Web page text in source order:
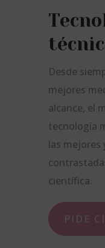
Desde
mejores
alcance, el
tecnología
las mejores
científica.
PIDE